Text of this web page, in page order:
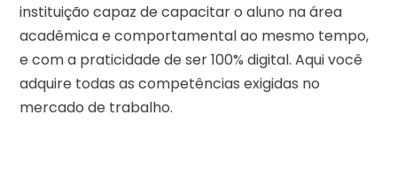
instituição capaz de capacitar o aluno na área
acadêmica e comportamental ao mesmo tempo,
e com a praticidade de ser 100% digital. Aqui você
adquire todas as competências exigidas no
mercado de trabalho.